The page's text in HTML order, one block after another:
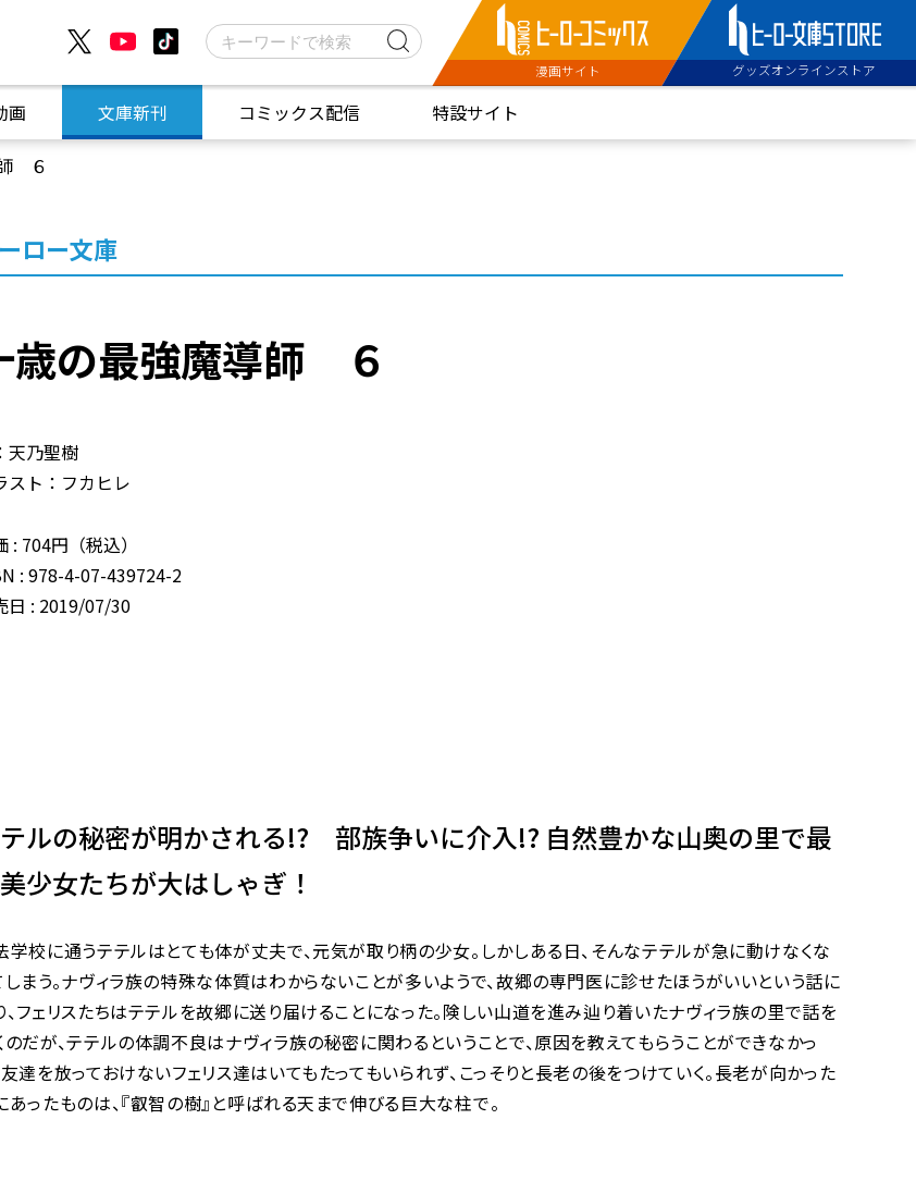
画 文庫新刊 コミックス配信 特設サイト
漫画サイト グッズオンラインストア
６
ロー文庫
歳の最強魔導師 ６
天乃聖樹
スト：フカヒレ
: 704円（税込）
: 978-4-07-439724-2
日 : 2019/07/30
ルの秘密が明かされる!? 部族争いに介入!? 自然豊かな山奥の里で最
少女たちが大はしゃぎ！
学校に通うテテルはとても体が丈夫で、元気が取り柄の少女。しかしある日、そんなテテルが急に動けなくな
しまう。ナヴィラ族の特殊な体質はわからないことが多いようで、故郷の専門医に診せたほうがいいという話に
、フェリスたちはテテルを故郷に送り届けることになった。険しい山道を進み辿り着いたナヴィラ族の里で話を
のだが、テテルの体調不良はナヴィラ族の秘密に関わるということで、原因を教えてもらうことができなかっ
友達を放っておけないフェリス達はいてもたってもいられず、こっそりと長老の後をつけていく。長老が向かった
あったものは、『叡智の樹』と呼ばれる天まで伸びる巨大な柱で――。